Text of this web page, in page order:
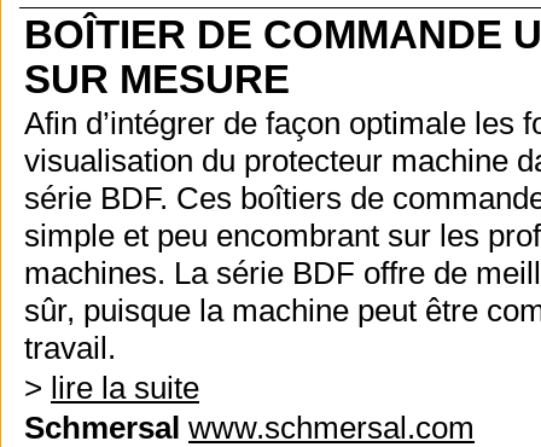
BOÎTIER DE COMMANDE
SUR MESURE
Afin d’intégrer de façon optimale les
visualisation du protecteur machine
série BDF. Ces boîtiers de
simple et peu encombrant sur les
machines. La série BDF offre de
sûr, puisque la machine peut être
travail.
> lire la suite
Schmersal www.schmersal.com